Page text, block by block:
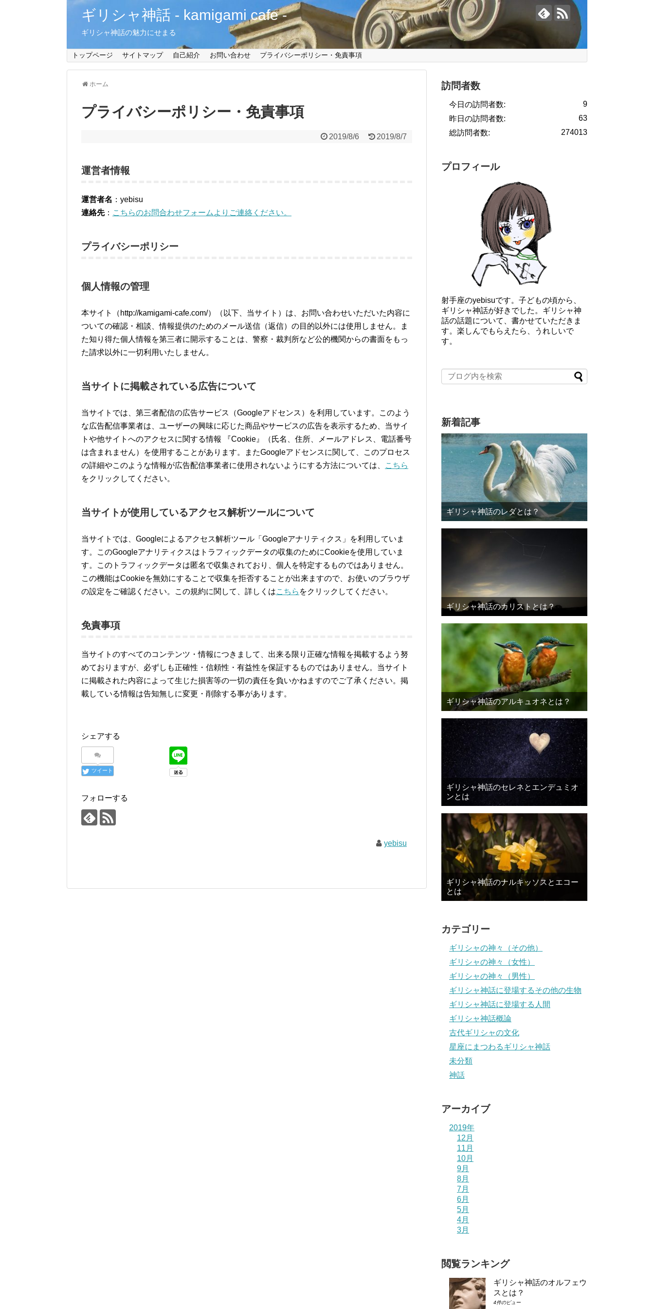
ギリシャ神話 - kamigami cafe -
ギリシャ神話の魅力にせまる
トップページ サイトマップ 自己紹介 お問い合わせ プライバシーポリシー・免責事項
ホーム
プライバシーポリシー・免責事項
2019/8/6 2019/8/7
運営者情報
運営者名 ：yebisu
連絡先： こちらのお問合わせフォームよりご連絡ください。
プライバシーポリシー
個人情報の管理
本サイト（http://kamigami-cafe.com/）（以下、当サイト）は、お問い合わせいただいた内容に
ついての確認・相談、情報提供のためのメール送信（返信）の目的以外には使用しません。ま
た知り得た個人情報を第三者に開示することは、警察・裁判所など公的機関からの書面をもっ
た請求以外に一切利用いたしません。
当サイトに掲載されている広告について
当サイトでは、第三者配信の広告サービス（Googleアドセンス）を利用しています。このよう
な広告配信事業者は、ユーザーの興味に応じた商品やサービスの広告を表示するため、当サイ
トや他サイトへのアクセスに関する情報 『Cookie』（氏名、住所、メールアドレス、電話番号
は含まれません）を使用することがあります。またGoogleアドセンスに関して、このプロセス
の詳細やこのような情報が広告配信事業者に使用されないようにする方法については、
こちら
をクリックしてください。
当サイトが使用しているアクセス解析ツールについて
当サイトでは、Googleによるアクセス解析ツール「Googleアナリティクス」を利用していま
す。このGoogleアナリティクスはトラフィックデータの収集のためにCookieを使用していま
す。このトラフィックデータは匿名で収集されており、個人を特定するものではありません。
この機能はCookieを無効にすることで収集を拒否することが出来ますので、お使いのブラウザ
の設定をご確認ください。この規約に関して、詳しくはこちら をクリックしてください。
免責事項
当サイトのすべてのコンテンツ・情報につきまして、出来る限り正確な情報を掲載するよう努
めておりますが、必ずしも正確性・信頼性・有益性を保証するものではありません。当サイト
に掲載された内容によって生じた損害等の一切の責任を負いかねますのでご了承ください。掲
載している情報は告知無しに変更・削除する事があります。
シェアする
ツイート
フォローする
yebisu
訪問者数
9
今日の訪問者数:
63
昨日の訪問者数:
274013
総訪問者数:
プロフィール
射手座のyebisuです。子どもの頃から、
ギリシャ神話が好きでした。ギリシャ神
話の話題について、書かせていただきま
す。楽しんでもらえたら、うれしいで
す。
新着記事
ギリシャ神話のレダとは？
ギリシャ神話のカリストとは？
ギリシャ神話のアルキュオネとは？
ギリシャ神話のセレネとエンデュミオ
ンとは
ギリシャ神話のナルキッソスとエコー
とは
カテゴリー
ギリシャの神々（その他）
ギリシャの神々（女性）
ギリシャの神々（男性）
ギリシャ神話に登場するその他の生物
ギリシャ神話に登場する人間
ギリシャ神話概論
古代ギリシャの文化
星座にまつわるギリシャ神話
未分類
神話
アーカイブ
2019年
12月
11月
10月
9月
8月
7月
6月
5月
4月
3月
閲覧ランキング
ギリシャ神話のオルフェウ
スとは？
4件のビュー